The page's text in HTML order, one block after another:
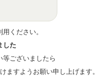
ください。
した
等ございましたら
ますようお願い申し上げます。